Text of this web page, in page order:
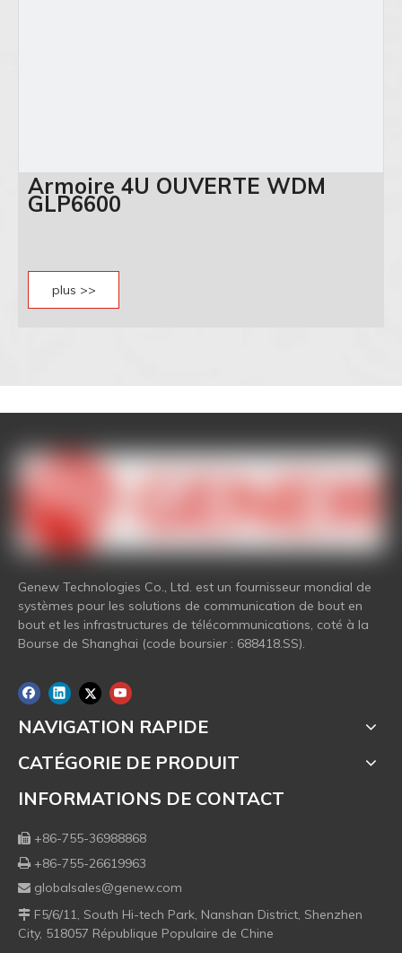
Armoire 4U OUVERTE WDM
GLP6600
plus >>
Genew Technologies Co., Ltd. est un fournisseur mondial de
systèmes pour les solutions de communication de bout en
bout et les infrastructures de télécommunications, coté à la
Bourse de Shanghai (code boursier : 688418.SS).
NAVIGATION RAPIDE
CATÉGORIE DE PRODUIT
INFORMATIONS DE CONTACT
 +86-755-36988868
 +86-755-26619963
 globalsales@genew.com
 F5/6/11, South Hi-tech Park, Nanshan District, Shenzhen
City, 518057 République Populaire de Chine